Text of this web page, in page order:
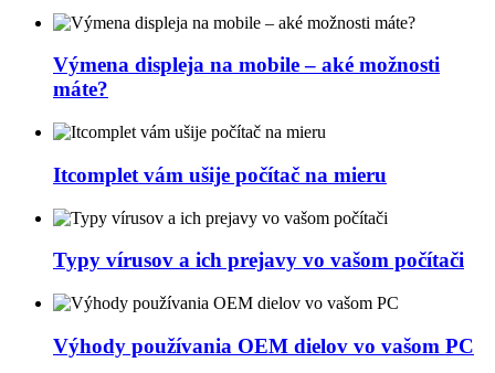
Výmena displeja na mobile – aké možnosti
máte?
Itcomplet vám ušije počítač na mieru
Typy vírusov a ich prejavy vo vašom počítači
Výhody používania OEM dielov vo vašom PC